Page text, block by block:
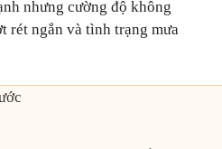
nhưng cường độ không
rét ngắn và tình trạng mưa